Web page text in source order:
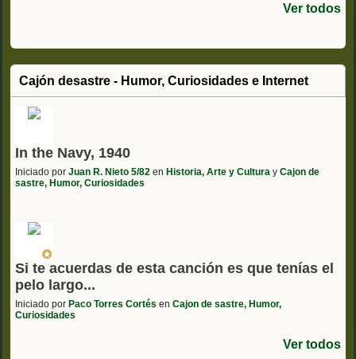
Ver todos
Cajón desastre - Humor, Curiosidades e Internet
In the Navy, 1940
Iniciado por Juan R. Nieto 5/82 en Historia, Arte y Cultura y Cajon de
sastre, Humor, Curiosidades
Si te acuerdas de esta canción es que tenías el
pelo largo...
Iniciado por Paco Torres Cortés en Cajon de sastre, Humor,
Curiosidades
Ver todos